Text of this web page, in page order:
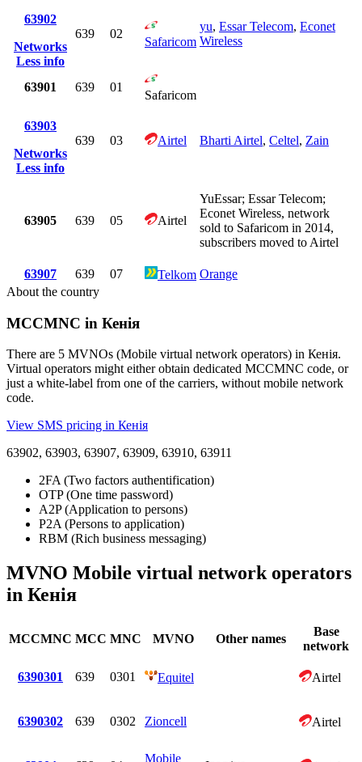
63902
Networks
Less info
639 02
Safaricom
yu, Essar Telecom, Econet
Wireless
63901 639 01
Safaricom
63903
Networks
Less info
639 03 Airtel Bharti Airtel, Celtel, Zain
63905 639 05 Airtel
YuEssar; Essar Telecom;
Econet Wireless, network
sold to Safaricom in 2014,
subscribers moved to Airtel
63907 639 07 Telkom Orange
About the country
MCCMNC in Кенія
There are 5 MVNOs (Mobile virtual network operators) in Кенія.
Virtual operators might either obtain dedicated MCCMNC code, or
just a white-label from one of the carriers, without mobile network
code.
View SMS pricing in Кенія
63902, 63903, 63907, 63909, 63910, 63911
2FA (Two factors authentification)
OTP (One time password)
A2P (Application to persons)
P2A (Persons to application)
RBM (Rich business messaging)
MVNO Mobile virtual network operators
in Кенія
MCCMNC MCC MNC MVNO Other names
Base
network
6390301 639 0301 Equitel Airtel
6390302 639 0302 Zioncell Airtel
Mobile